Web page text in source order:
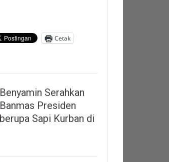
Cetak
Benyamin Serahkan
Banmas Presiden
berupa Sapi Kurban di